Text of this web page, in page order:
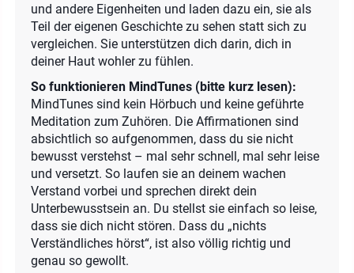
und andere Eigenheiten und laden dazu ein, sie als
Teil der eigenen Geschichte zu sehen statt sich zu
vergleichen. Sie unterstützen dich darin, dich in
deiner Haut wohler zu fühlen.
So funktionieren MindTunes (bitte kurz lesen):
MindTunes sind kein Hörbuch und keine geführte
Meditation zum Zuhören. Die Affirmationen sind
absichtlich so aufgenommen, dass du sie nicht
bewusst verstehst – mal sehr schnell, mal sehr leise
und versetzt. So laufen sie an deinem wachen
Verstand vorbei und sprechen direkt dein
Unterbewusstsein an. Du stellst sie einfach so leise,
dass sie dich nicht stören. Dass du „nichts
Verständliches hörst“, ist also völlig richtig und
genau so gewollt.